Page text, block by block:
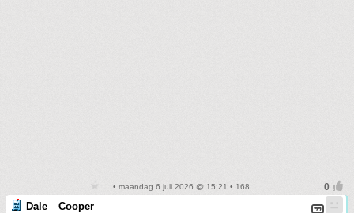
• maandag 6 juli 2026 @ 15:21 • 168
Dale__Cooper